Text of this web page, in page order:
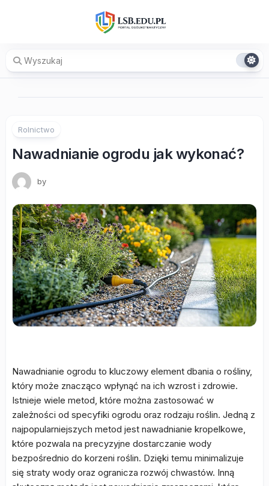
Rolnictwo
Nawadnianie ogrodu jak wykonać?
by
Nawadnianie ogrodu to kluczowy element dbania o rośliny,
który może znacząco wpłynąć na ich wzrost i zdrowie.
Istnieje wiele metod, które można zastosować w
zależności od specyfiki ogrodu oraz rodzaju roślin. Jedną z
najpopularniejszych metod jest nawadnianie kropelkowe,
które pozwala na precyzyjne dostarczanie wody
bezpośrednio do korzeni roślin. Dzięki temu minimalizuje
się straty wody oraz ogranicza rozwój chwastów. Inną